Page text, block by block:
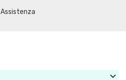
Assistenza
